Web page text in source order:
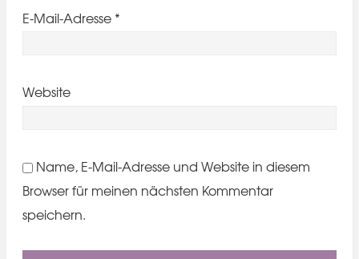
E-Mail-Adresse *
Website
Name, E-Mail-Adresse und Website in diesem
Browser für meinen nächsten Kommentar
speichern.